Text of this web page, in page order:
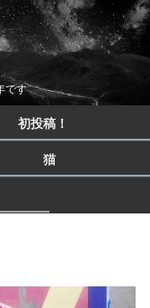
です
初投稿！
猫